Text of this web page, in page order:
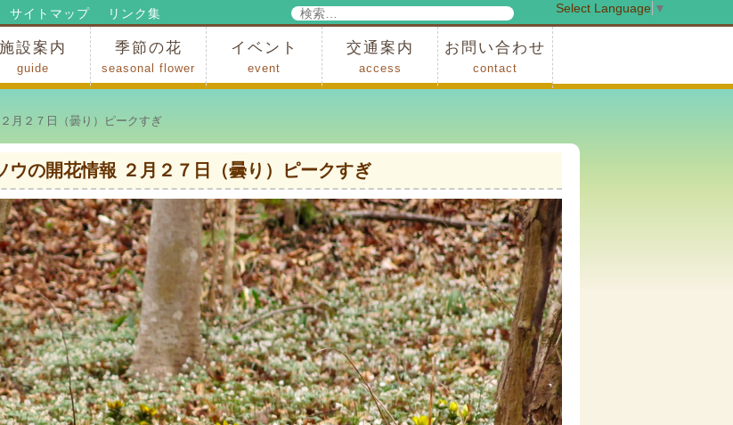
リンク集
サイトマップ
検
検
索
施設案内
guide
季節の花
seasonal flower
イベント
event
交通案内
access
お問い合わせ
contact
Select Language ▼
２７日（曇り）ピークすぎ
ウの開花情報 ２月２７日（曇り）ピークすぎ